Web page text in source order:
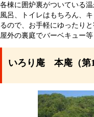
各棟に囲炉裏がついている
風呂、トイレはもちろん、
るので、お手軽にゆったりと
屋外の裏庭でバーベキュー
いろり庵 本庵（第1